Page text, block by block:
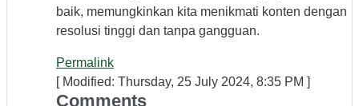
baik, memungkinkan kita menikmati konten dengan
resolusi tinggi dan tanpa gangguan.
Permalink
[ Modified: Thursday, 25 July 2024, 8:35 PM ]
Comments